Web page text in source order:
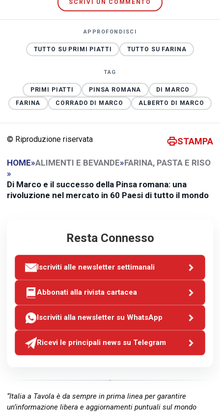
SCRIVI UN COMMENTO
APPROFONDISCI
TUTTO SU PRIMI PIATTI TUTTO SU FARINA
TAG
PRIMI PIATTI PINSA ROMANA
DI MARCO
FARINA
CORRADO DI MARCO ALBERTO DI MARCO
© Riproduzione riservata STAMPA
HOME»ALIMENTI E BEVANDE»FARINA, PASTA E RISO
»
Di Marco e il successo della Pinsa romana: una
rivoluzione nel mercato in 60 Paesi di tutto il mondo
Resta Connesso
Iscriviti alle newsletter settimanali
Abbonati alla rivista cartacea
Iscriviti alla newsletter su WhatsApp
Ricevi le principali news su Telegram
“Italia a Tavola è da sempre in prima linea per garantire
un’informazione libera e aggiornamenti puntuali sul mondo